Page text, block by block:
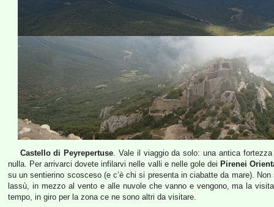
Castello di Peyrepertuse. Vale il viaggio da solo: una antica
nulla. Per arrivarci dovete infilarvi nelle valli e nelle gole dei Pirenei
su un sentierino scosceso (e c’è chi si presenta in ciabatte da mare).
lassù, in mezzo al vento e alle nuvole che vanno e vengono, ma la
tempo, in giro per la zona ce ne sono altri da visitare.